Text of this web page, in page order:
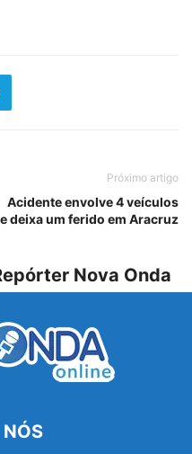
Próximo artigo
Acidente envolve 4 veículos
e deixa um ferido em Aracruz
Nova Onda
NÓS